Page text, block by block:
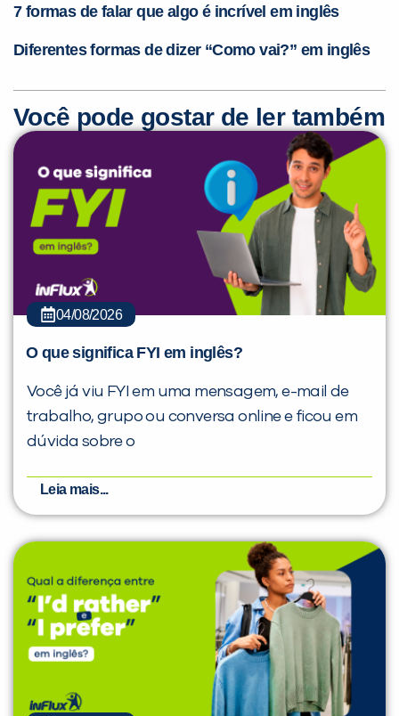
7 formas de falar que algo é incrível em inglês
Diferentes formas de dizer “Como vai?” em inglês
Você pode gostar de ler também
04/08/2026
O que significa FYI em inglês?
Você já viu FYI em uma mensagem, e-mail de
trabalho, grupo ou conversa online e ficou em
dúvida sobre o
Leia mais...